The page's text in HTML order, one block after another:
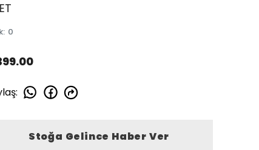
: 0
:
Stoğa Gelince Haber Ver